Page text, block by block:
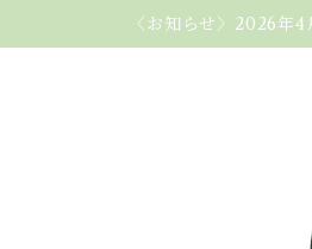
〈お知らせ〉2026年4